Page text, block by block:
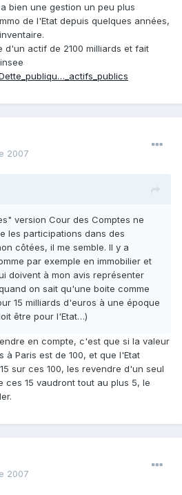
bien une gestion un peu plus
de l'Etat depuis quelques années,
d'un actif de 2100 milliards et fait
2007
version Cour des Comptes ne
les participations dans des
côtées, il me semble. Il y a
par exemple en immobilier et
doivent à mon avis représenter
on sait qu'une boite comme
15 milliards d'euros à une époque
être pour l'Etat…)
en compte, c'est que si la valeur
à Paris est de 100, et que l'Etat
sur ces 100, les revendre d'un seul
15 vaudront tout au plus 5, le
2007